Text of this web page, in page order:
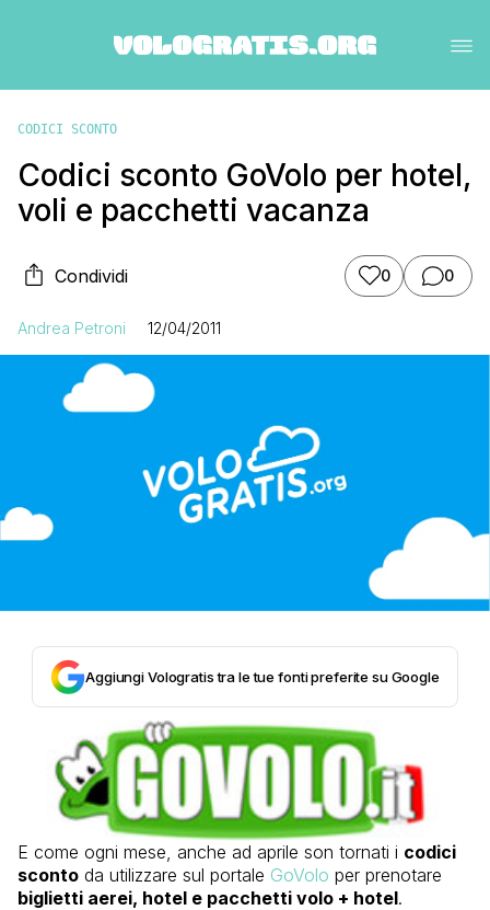
CODICI SCONTO
Codici sconto GoVolo per hotel,
voli e pacchetti vacanza
Condividi 0 0
Andrea Petroni 12/04/2011
Aggiungi Vologratis tra le tue fonti preferite su Google
E come ogni mese, anche ad aprile son tornati i codici
sconto da utilizzare sul portale GoVolo per prenotare
biglietti aerei, hotel e pacchetti volo + hotel.